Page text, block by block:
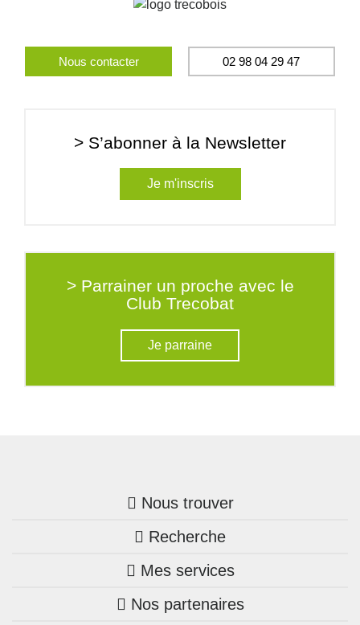
Nous contacter 02 98 04 29 47
> S’abonner à la Newsletter
Je m'inscris
> Parrainer un proche avec le
Club Trecobat
Je parraine
Nous trouver
Trouver une agence
Bretagne
Pays de la Loire
Recherche
Nos annonces
Maison + terrain
Mes services
Mon compte Trecobois
Nos partenaires